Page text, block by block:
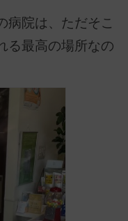
病院は、ただそこ
る最高の場所なの